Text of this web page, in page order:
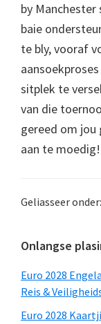
by
baie
te bly, vooraf
sitplek te
van die
gereed om jou
aan te moedig!
Geliasseer onder:
Primêre
Sidebar
Onlangse
Euro 2028
Reis &
Euro 2028